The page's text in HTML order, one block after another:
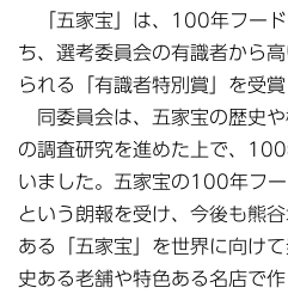
「五家宝」は、100年フー
ち、選考委員会の有識者から
られる「有識者特別賞」を受賞
同委員会は、五家宝の歴史
の調査研究を進めた上で、
いました。五家宝の100年フー
という朗報を受け、今後も熊
ある「五家宝」を世界に向け
史ある老舗や特色ある名店で